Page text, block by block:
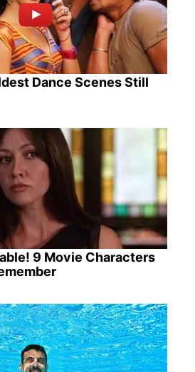
Dance Scenes Still
9 Movie Characters